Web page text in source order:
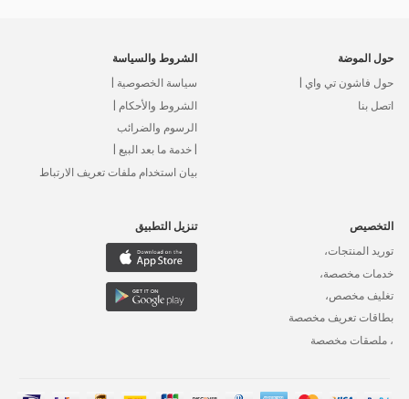
حول الموضة
حول فاشون تي واي |
اتصل بنا
الشروط والسياسة
سياسة الخصوصية |
الشروط والأحكام |
الرسوم والضرائب
| خدمة ما بعد البيع |
بيان استخدام ملفات تعريف الارتباط
التخصيص
توريد المنتجات،
خدمات مخصصة،
تغليف مخصص،
بطاقات تعريف مخصصة
، ملصقات مخصصة
تنزيل التطبيق